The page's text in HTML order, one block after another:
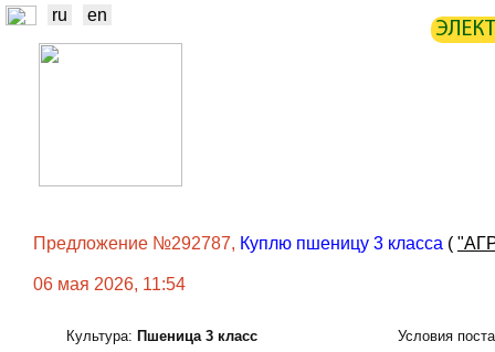
ru en
Предложение №292787, Куплю пшеницу 3 класса (
06 мая 2026, 11:54
Культура: Пшеница 3 класс
Условия